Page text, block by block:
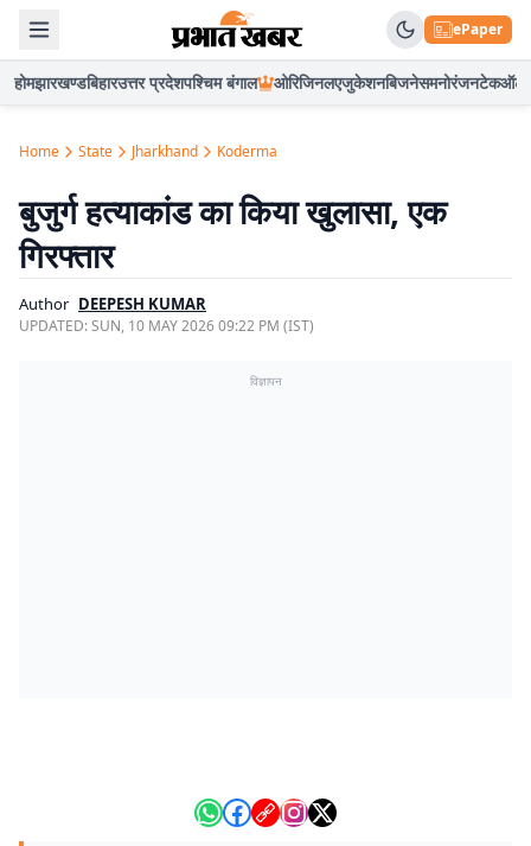
ePaper
होमझारखण्डबिहारउत्तर प्रदेशपश्चिम बंगाल ओरिजिनलएजुकेशनबिजनेसमनोरंजनटेकऑटो
Home State Jharkhand Koderma
बुजुर्ग हत्याकांड का किया खुलासा, एक
गिरफ्तार
Author DEEPESH KUMAR
UPDATED:SUN, 10 MAY 2026 09:22 PM (IST)
विज्ञापन